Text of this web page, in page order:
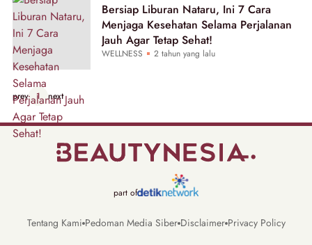
Bersiap Liburan Nataru, Ini 7 Cara
Menjaga Kesehatan Selama Perjalanan
Jauh Agar Tetap Sehat!
WELLNESS 2 tahun yang lalu
prev 1 next
part of
Tentang Kami Pedoman Media Siber Disclaimer Privacy Policy